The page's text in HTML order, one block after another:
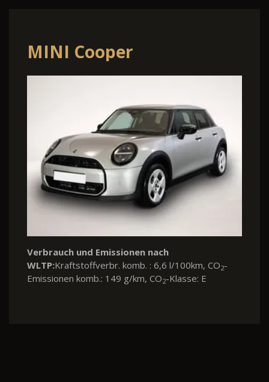
MINI Cooper
Verbrauch und Emissionen nach
WLTP:Kraftstoffverbr. komb. : 6,6 l/100km, CO2-
Emissionen komb.: 149 g/km, CO2-Klasse: E